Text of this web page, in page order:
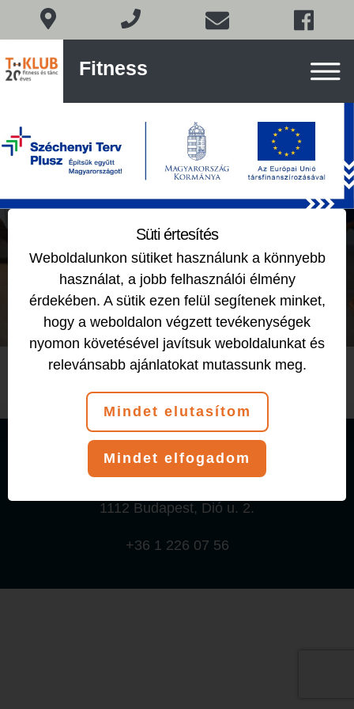
és
Fitness
content
Csoportos órák
2018-10-25 by
© 2026 T-Klub Fitness és Tánciskola
1112 Budapest, Dió u. 2.
+36 1 226 07 56
Süti értesítés
Weboldalunkon sütiket használunk a könnyebb
használat, a jobb felhasználói élmény
érdekében. A sütik ezen felül segítenek minket,
hogy a weboldalon végzett tevékenységek
nyomon követésével javítsuk weboldalunkat és
relevánsabb ajánlatokat mutassunk meg.
Mindet elutasítom
Mindet elfogadom